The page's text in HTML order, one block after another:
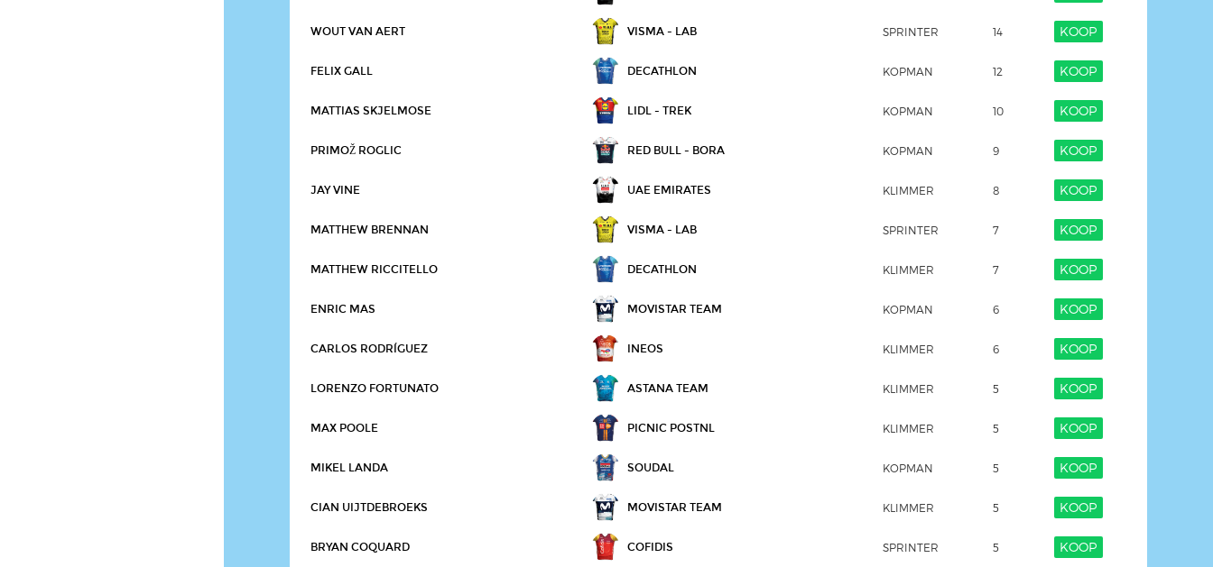
WOUT VAN AERT VISMA - LAB SPRINTER 14 KOOP
FELIX GALL DECATHLON KOPMAN 12 KOOP
MATTIAS SKJELMOSE LIDL - TREK KOPMAN 10 KOOP
PRIMOŽ ROGLIC RED BULL - BORA KOPMAN 9 KOOP
JAY VINE UAE EMIRATES KLIMMER 8 KOOP
MATTHEW BRENNAN VISMA - LAB SPRINTER 7 KOOP
MATTHEW RICCITELLO DECATHLON KLIMMER 7 KOOP
ENRIC MAS MOVISTAR TEAM KOPMAN 6 KOOP
CARLOS RODRÍGUEZ INEOS KLIMMER 6 KOOP
LORENZO FORTUNATO ASTANA TEAM KLIMMER 5 KOOP
MAX POOLE PICNIC POSTNL KLIMMER 5 KOOP
MIKEL LANDA SOUDAL KOPMAN 5 KOOP
CIAN UIJTDEBROEKS MOVISTAR TEAM KLIMMER 5 KOOP
BRYAN COQUARD COFIDIS SPRINTER 5 KOOP